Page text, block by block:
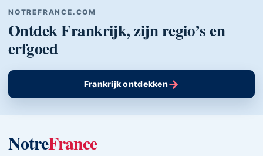
NOTREFRANCE.COM
Ontdek Frankrijk, zijn regio’s en
erfgoed
Frankrijk ontdekken→
NotreFrance